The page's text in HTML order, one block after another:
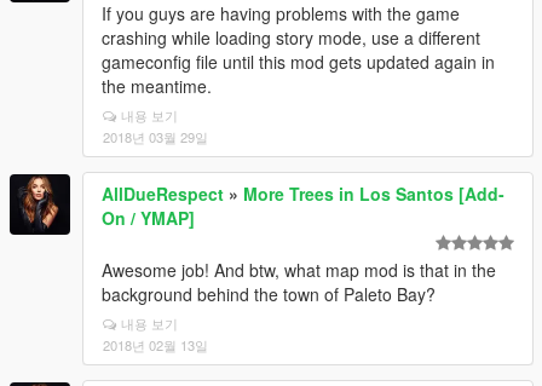
If you guys are having problems with the game
crashing while loading story mode, use a different
gameconfig file until this mod gets updated again in
the meantime.
내용 보기
2018년 03월 29일
AllDueRespect » More Trees in Los Santos [Add-
On / YMAP]
Awesome job! And btw, what map mod is that in the
background behind the town of Paleto Bay?
내용 보기
2018년 02월 13일